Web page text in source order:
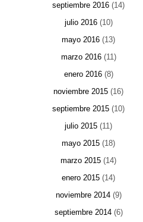
septiembre 2016 (14)
julio 2016(10)
mayo 2016 (13)
marzo 2016(11)
enero 2016(8)
noviembre 2015 (16)
septiembre 2015 (10)
julio 2015 (11)
mayo 2015 (18)
marzo 2015 (14)
enero 2015 (14)
noviembre 2014(9)
septiembre 2014(6)